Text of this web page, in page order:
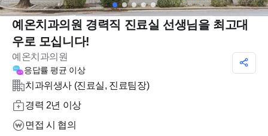
예온치과의원 경력직 진료실 선생님을 최고대
우로 모십니다!
예온치과의원
응답률평균 이상
치과위생사 (진료실, 진료팀장)
경력 2년 이상
면접 시 협의